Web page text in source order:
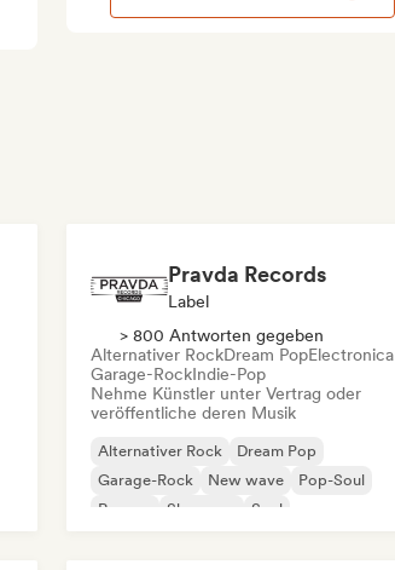
Pravda Records
Label
> 800 Antworten gegeben
Alternativer RockDream PopElectronica
Garage-RockIndie-Pop
Nehme Künstler unter Vertrag oder
veröffentliche deren Musik
Alternativer Rock
Dream Pop
Garage-Rock
New wave
Pop-Soul
Reggae
Shoegaze Soul